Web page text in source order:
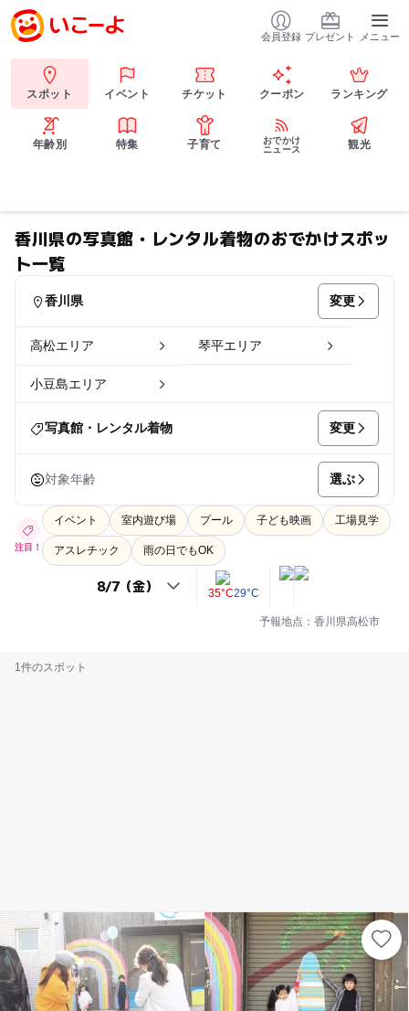
会員登録 プレゼント メニュー
スポット イベント チケット クーポン ランキング
年齢別 特集 子育て
おでかけ
ニュース
観光
香川県の写真館・レンタル着物のおでかけスポッ
ト一覧
香川県 変更
高松エリア 琴平エリア
小豆島エリア
写真館・レンタル着物 変更
対象年齢 選ぶ
注目！
イベント 室内遊び場 プール 子ども映画 工場見学
アスレチック 雨の日でもOK
35°C29°C
予報地点：香川県高松市
1件のスポット